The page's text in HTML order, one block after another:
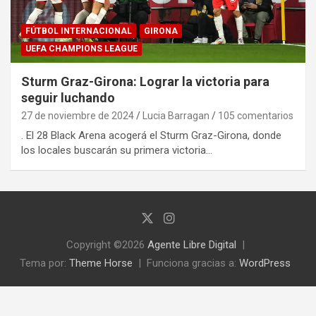
FÚTBOL INTERNACIONAL
GIRONA
UEFA CHAMPIONS LEAGUE
Sturm Graz-Girona: Lograr la victoria para
seguir luchando
27 de noviembre de 2024 Lucia Barragan 105 comentarios
. El 28 Black Arena acogerá el Sturm Graz-Girona, donde
los locales buscarán su primera victoria…
Copyright ©2026 Agente Libre Digital
Tema por: Theme Horse Funciona gracias a: WordPress